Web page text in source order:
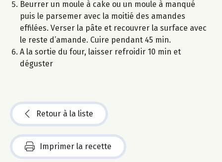
Beurrer un moule à cake ou un moule à manqué
puis le parsemer avec la moitié des amandes
effilées. Verser la pâte et recouvrer la surface avec
le reste d’amande. Cuire pendant 45 min.
A la sortie du four, laisser refroidir 10 min et
déguster
Retour à la liste
Imprimer la recette